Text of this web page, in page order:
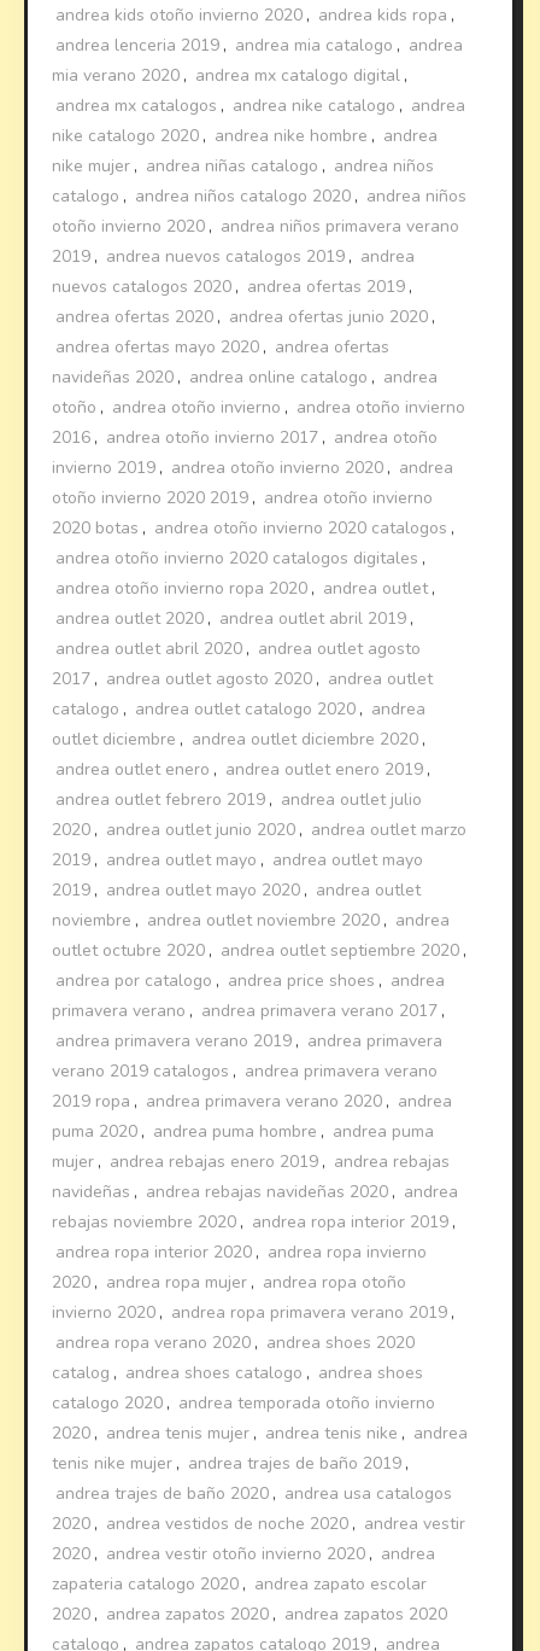
andrea kids otoño invierno 2020 , andrea kids ropa ,
andrea lenceria 2019 , andrea mia catalogo , andrea
mia verano 2020 , andrea mx catalogo digital ,
andrea mx catalogos , andrea nike catalogo , andrea
nike catalogo 2020 , andrea nike hombre , andrea
nike mujer , andrea niñas catalogo , andrea niños
catalogo , andrea niños catalogo 2020 , andrea niños
otoño invierno 2020 , andrea niños primavera verano
2019 , andrea nuevos catalogos 2019 , andrea
nuevos catalogos 2020 , andrea ofertas 2019 ,
andrea ofertas 2020 , andrea ofertas junio 2020 ,
andrea ofertas mayo 2020 , andrea ofertas
navideñas 2020 , andrea online catalogo , andrea
otoño , andrea otoño invierno , andrea otoño invierno
2016 , andrea otoño invierno 2017 , andrea otoño
invierno 2019 , andrea otoño invierno 2020 , andrea
otoño invierno 2020 2019 , andrea otoño invierno
2020 botas , andrea otoño invierno 2020 catalogos ,
andrea otoño invierno 2020 catalogos digitales ,
andrea otoño invierno ropa 2020 , andrea outlet,
andrea outlet 2020 , andrea outlet abril 2019 ,
andrea outlet abril 2020 , andrea outlet agosto
2017 , andrea outlet agosto 2020 , andrea outlet
catalogo , andrea outlet catalogo 2020 , andrea
outlet diciembre , andrea outlet diciembre 2020 ,
andrea outlet enero , andrea outlet enero 2019 ,
andrea outlet febrero 2019 , andrea outlet julio
2020 , andrea outlet junio 2020 , andrea outlet marzo
2019 , andrea outlet mayo , andrea outlet mayo
2019 , andrea outlet mayo 2020 , andrea outlet
noviembre , andrea outlet noviembre 2020 , andrea
outlet octubre 2020 , andrea outlet septiembre 2020 ,
andrea por catalogo , andrea price shoes , andrea
primavera verano , andrea primavera verano 2017 ,
andrea primavera verano 2019 , andrea primavera
verano 2019 catalogos , andrea primavera verano
2019 ropa , andrea primavera verano 2020 , andrea
puma 2020 , andrea puma hombre , andrea puma
mujer , andrea rebajas enero 2019 , andrea rebajas
navideñas , andrea rebajas navideñas 2020 , andrea
rebajas noviembre 2020 , andrea ropa interior 2019 ,
andrea ropa interior 2020 , andrea ropa invierno
2020 , andrea ropa mujer , andrea ropa otoño
invierno 2020 , andrea ropa primavera verano 2019 ,
andrea ropa verano 2020 , andrea shoes 2020
catalog , andrea shoes catalogo , andrea shoes
catalogo 2020 , andrea temporada otoño invierno
2020 , andrea tenis mujer , andrea tenis nike , andrea
tenis nike mujer , andrea trajes de baño 2019 ,
andrea trajes de baño 2020 , andrea usa catalogos
2020 , andrea vestidos de noche 2020 , andrea vestir
2020 , andrea vestir otoño invierno 2020 , andrea
zapateria catalogo 2020 , andrea zapato escolar
2020 , andrea zapatos 2020 , andrea zapatos 2020
catalogo , andrea zapatos catalogo 2019 , andrea